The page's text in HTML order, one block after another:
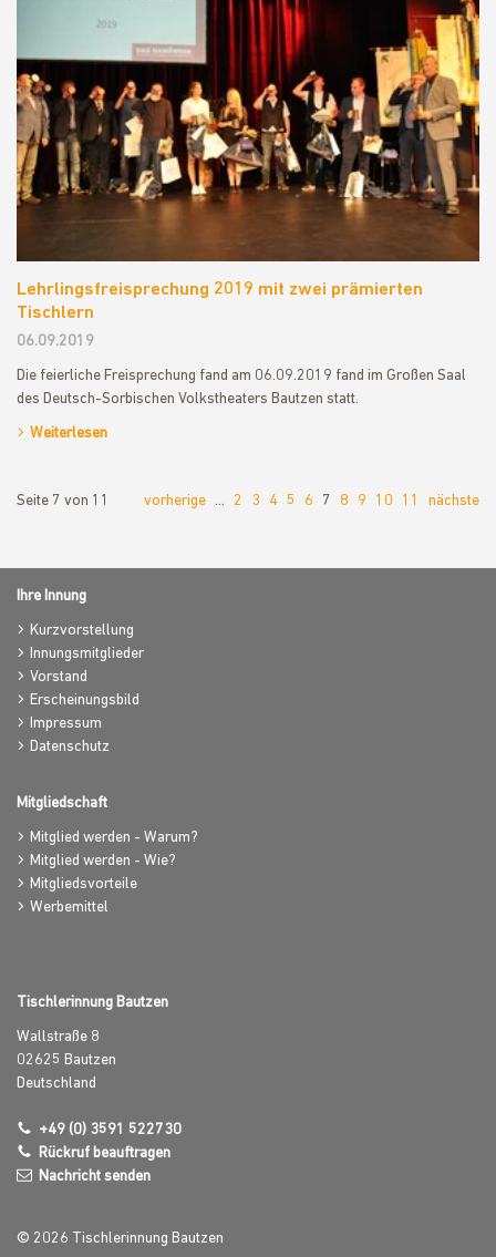
Lehrlingsfreisprechung 2019 mit zwei prämierten
Tischlern
06.09.2019
Die feierliche Freisprechung fand am 06.09.2019 fand im Großen Saal
des Deutsch-Sorbischen Volkstheaters Bautzen statt.
Weiterlesen
Seite 7 von 11 vorherige … 2 3 4 5 6 7 8 9 10 11 nächste
Ihre Innung
Kurzvorstellung
Innungsmitglieder
Vorstand
Erscheinungsbild
Impressum
Datenschutz
Mitgliedschaft
Mitglied werden - Warum?
Mitglied werden - Wie?
Mitgliedsvorteile
Werbemittel
Tischlerinnung Bautzen
Wallstraße 8
02625 Bautzen
Deutschland
+49 (0) 3591 522730
Rückruf beauftragen
Nachricht senden
© 2026 Tischlerinnung Bautzen